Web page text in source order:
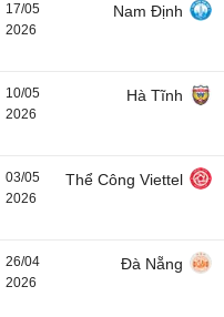
17/05
2026
Nam Định
10/05
2026
Hà Tĩnh
03/05
2026
Thể Công Viettel
26/04
2026
Đà Nẵng